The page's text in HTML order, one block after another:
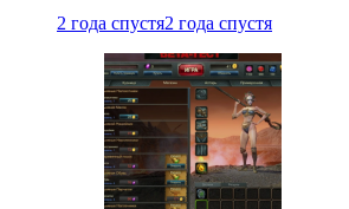
2 года спустя2 года спустя